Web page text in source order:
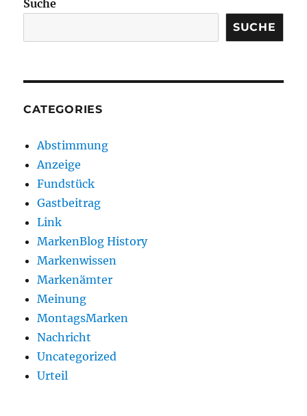
Suche
SUCHE
CATEGORIES
Abstimmung
Anzeige
Fundstück
Gastbeitrag
Link
MarkenBlog History
Markenwissen
Markenämter
Meinung
MontagsMarken
Nachricht
Uncategorized
Urteil